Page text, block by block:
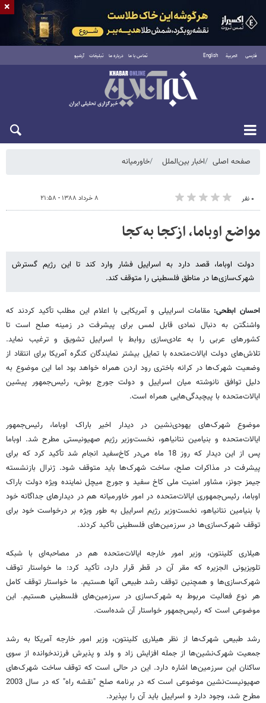
فارسی العربية English تماس با ما درباره ما تبلیغات آرشیو
یکشنبه ۱۸ مرداد ۱۴۰۵
صفحه اصلی اخبار بین‌الملل خاورمیانه
۰ نفر ۸ خرداد ۱۳۸۸ - ۲۱:۵۸
مواضع اوباما، از‌کجا به‌کجا
دولت اوباما، قصد دارد به اسراییل فشار وارد کند تا این رژیم گسترش
شهرک‌سازی‌ها در مناطق فلسطینی را متوقف کند.
احسان ابطحی: مقامات اسراییلی و آمریکایی با اعلام این مطلب تأکید کردند که
واشنگتن به دنبال نمادی قابل لمس برای پیشرفت در زمینه صلح است تا
کشورهای عربی را به عادی‌سازی روابط با اسراییل تشویق و ترغیب نماید.
تلاش‌‌های دولت ایالات‌متحده با تمایل بیشتر نمایندگان کنگره آمریکا برای انتقاد از
وضعیت شهرک‌ها در کرانه باختری رود اردن همراه خواهد بود اما این موضوع به
دلیل توافق نا‌نوشته میان اسراییل و دولت جورج بوش، رئیس‌جمهور پیشین
ایالات‌متحده با پیچیدگی‌هایی همراه است.
موضوع شهرک‌های یهودی‌نشین در دیدار اخیر باراک اوباما، رئیس‌جمهور
ایالات‌متحده و بنیامین نتانیاهو، نخست‌وزیر رژیم صهیونیستی مطرح شد. اوباما
پس از این دیدار که روز 18 ماه می‌در کاخ‌سفید انجام شد تأکید کرد که برای
پیشرفت در مذاکرات صلح، ساخت شهرک‌ها باید متوقف شود. ژنرال بازنشسته
جیمز جونز، مشاور امنیت ملی کاخ سفید و جورج میچل نماینده ویژه دولت باراک
اوباما، رئیس‌جمهوری ایالات‌متحده در امور خاورمیانه هم در دیدار‌های جداگانه خود
با بنیامین نتانیاهو، نخست‌وزیر رژیم اسراییل به طور ویژه بر درخواست خود برای
توقف شهرک‌سازی‌ها در سرزمین‌های فلسطینی تأکید کردند.
هیلاری کلینتون، وزیر امور خارجه ایالات‌متحده هم در مصاحبه‌ای با شبکه
تلویزیونی الجزیره که مقر آن در قطر قرار دارد، تأکید کرد: ما خواستار توقف
شهرک‌سازی‌ها و همچنین توقف رشد طبیعی آنها هستیم. ما خواستار توقف کامل
هر نوع فعالیت مربوط به شهرک‌سازی در سرزمین‌های فلسطینی هستیم. این
موضوعی است که رئیس‌جمهور خواستار آن شده‌است.
رشد طبیعی شهرک‌ها از نظر هیلاری کلینتون، وزیر امور خارجه آمریکا به رشد
جمعیت شهرک‌نشین‌ها از جمله افزایش زاد و ولد و پذیرش فرزند‌خوانده از سوی
ساکنان این سرزمین‌ها اشاره دارد. این در حالی است که توقف ساخت شهرک‌‌های
صهیونیست‌نشین موضوعی است که در برنامه صلح "نقشه راه" که در سال 2003
مطرح شد، وجود دارد و اسراییل باید آن را بپذیرد.
×